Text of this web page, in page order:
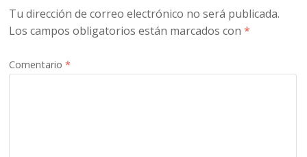
Tu dirección de correo electrónico no será publicada.
Los campos obligatorios están marcados con*
Comentario*